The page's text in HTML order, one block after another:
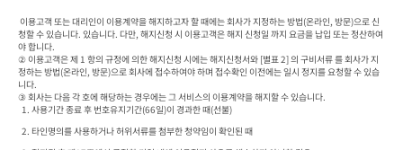
청할 수 있습니다. 있습니다. 다만, 해지신청 시 이용고객은 해지 신청일 까지 요금을 납입 또는 정산하여
야 합니다.
② 이용고객은 제 1 항의 규정에 의한 해지신청 시에는 해지신청서와 [별표 2] 의 구비서류 를 회사가 지
정하는 방법(온라인, 방문)으로 회사에 접수하여야 하며 접수확인 이전에는 일시 정지를 요청할 수 있습
니다.
③ 회사는 다음 각 호에 해당하는 경우에는 그 서비스의 이용계약을 해지할 수 있습니다.
  1. 사용기간 종료 후 번호유지기간(66일)이 경과한 때(선불)
  2. 타인명의를 사용하거나 허위서류를 첨부한 청약임이 확인된 때